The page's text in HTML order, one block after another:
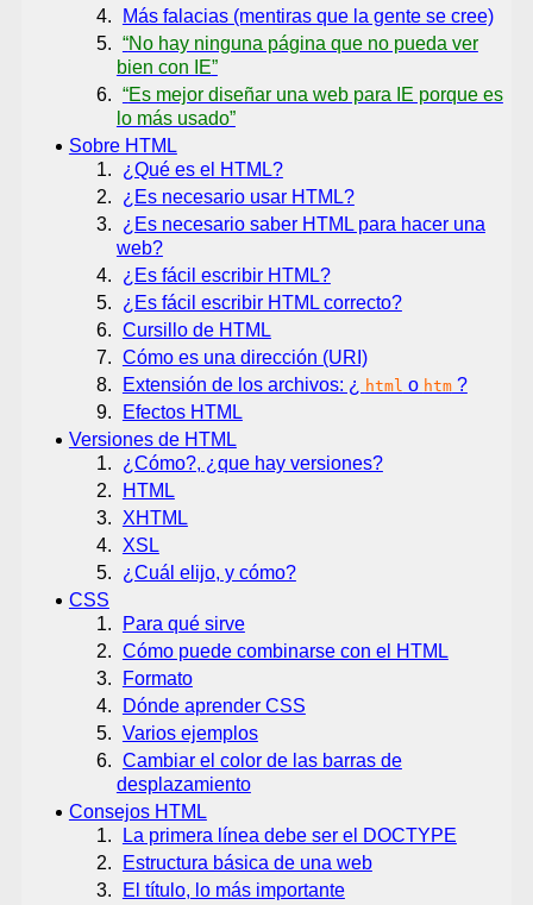
Más falacias (mentiras que la gente se cree)
No hay ninguna página que no pueda ver
bien con IE
Es mejor diseñar una web para IE porque es
lo más usado
Sobre HTML
¿Qué es el HTML?
¿Es necesario usar HTML?
¿Es necesario saber HTML para hacer una
web?
¿Es fácil escribir HTML?
¿Es fácil escribir HTML correcto?
Cursillo de HTML
Cómo es una dirección (URI)
Extensión de los archivos: ¿
html o htm?
Efectos HTML
Versiones de HTML
¿Cómo?, ¿que hay versiones?
HTML
XHTML
XSL
¿Cuál elijo, y cómo?
CSS
Para qué sirve
Cómo puede combinarse con el HTML
Formato
Dónde aprender CSS
Varios ejemplos
Cambiar el color de las barras de
desplazamiento
Consejos HTML
La primera línea debe ser el DOCTYPE
Estructura básica de una web
El título, lo más importante